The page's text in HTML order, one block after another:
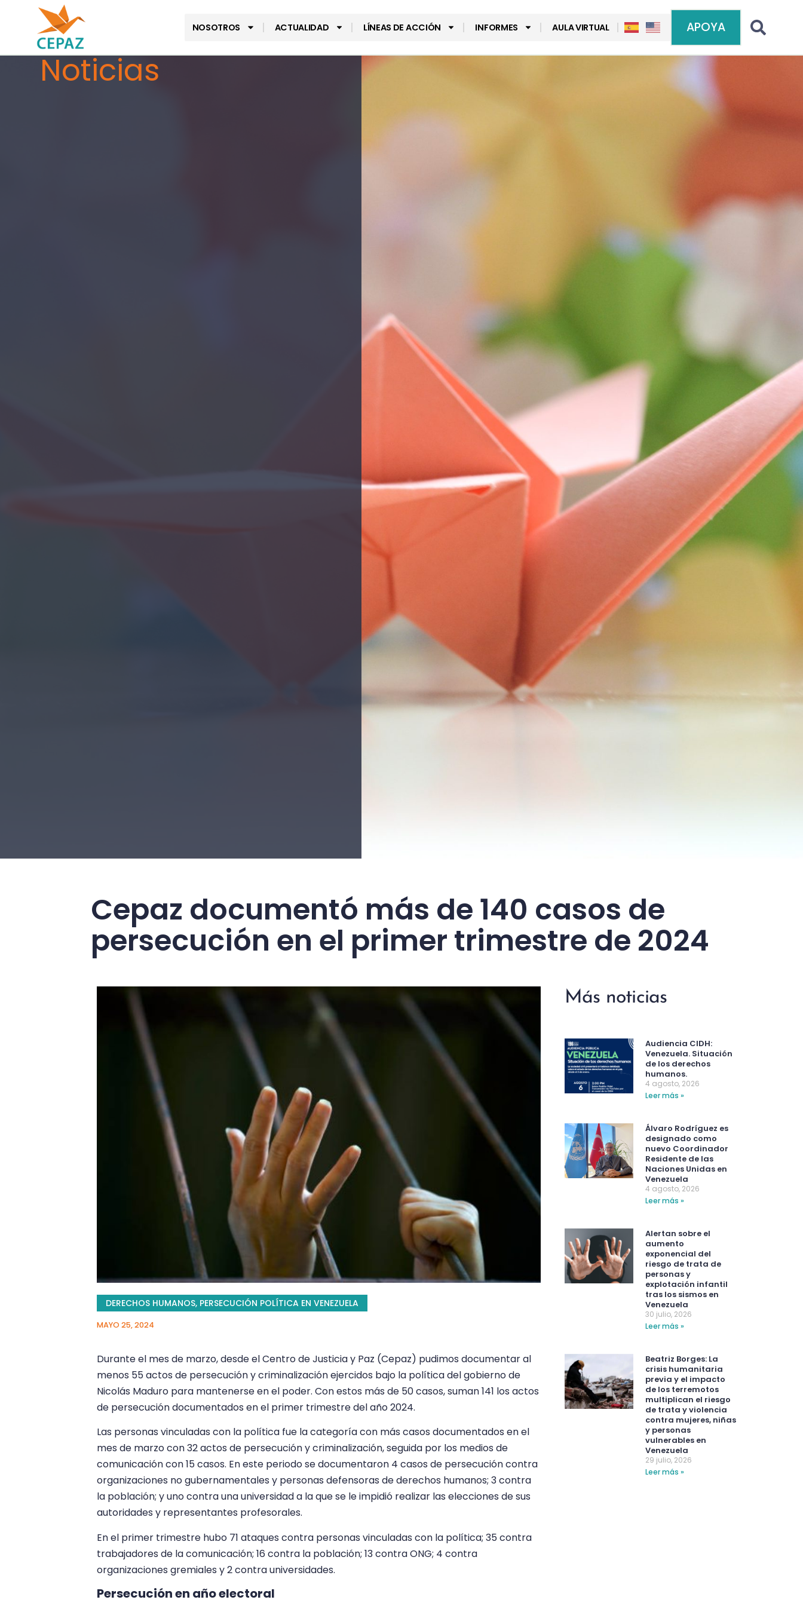
NOSOTROS ACTUALIDAD LÍNEAS DE ACCIÓN INFORMES AULA VIRTUAL APOYA
Noticias
Cepaz documentó más de 140 casos de
persecución en el primer trimestre de 2024
DERECHOS HUMANOS, PERSECUCIÓN POLÍTICA EN VENEZUELA
MAYO 25, 2024
Durante el mes de marzo, desde el Centro de Justicia y Paz (Cepaz) pudimos documentar al
menos 55 actos de persecución y criminalización ejercidos bajo la política del gobierno de
Nicolás Maduro para mantenerse en el poder. Con estos más de 50 casos, suman 141 los actos
de persecución documentados en el primer trimestre del año 2024.
Las personas vinculadas con la política fue la categoría con más casos documentados en el
mes de marzo con 32 actos de persecución y criminalización, seguida por los medios de
comunicación con 15 casos. En este periodo se documentaron 4 casos de persecución contra
organizaciones no gubernamentales y personas defensoras de derechos humanos; 3 contra
la población; y uno contra una universidad a la que se le impidió realizar las elecciones de sus
autoridades y representantes profesorales.
En el primer trimestre hubo 71 ataques contra personas vinculadas con la política; 35 contra
trabajadores de la comunicación; 16 contra la población; 13 contra ONG; 4 contra
organizaciones gremiales y 2 contra universidades.
Persecución en año electoral
Más noticias
Audiencia CIDH:
Venezuela. Situación
de los derechos
humanos.
4 agosto, 2026
Leer más »
Álvaro Rodríguez es
designado como
nuevo Coordinador
Residente de las
Naciones Unidas en
Venezuela
4 agosto, 2026
Leer más »
Alertan sobre el
aumento
exponencial del
riesgo de trata de
personas y
explotación infantil
tras los sismos en
Venezuela
30 julio, 2026
Leer más »
Beatriz Borges: La
crisis humanitaria
previa y el impacto
de los terremotos
multiplican el riesgo
de trata y violencia
contra mujeres, niñas
y personas
vulnerables en
Venezuela
29 julio, 2026
Leer más »